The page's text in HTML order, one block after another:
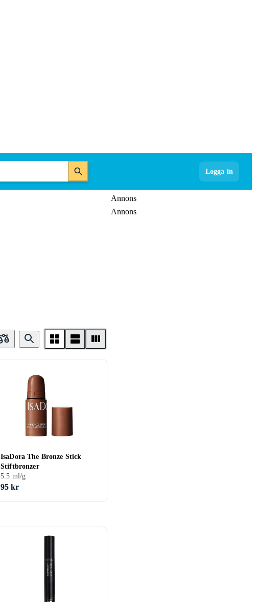
Logga in
Annons
Annons
IsaDora The Bronze Stick
Stiftbronzer
5.5 ml/g
95 kr